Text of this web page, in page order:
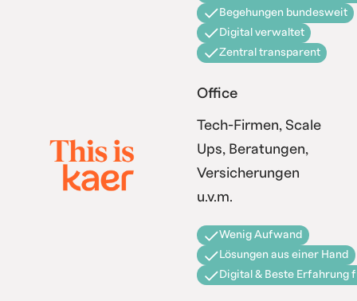
Begehungen bundesweit
Digital verwaltet
Zentral transparent
Office
Tech-Firmen, Scale
Ups, Beratungen,
Versicherungen
u.v.m.
Wenig Aufwand
Lösungen aus einer Hand
Digital & Beste Erfahrung